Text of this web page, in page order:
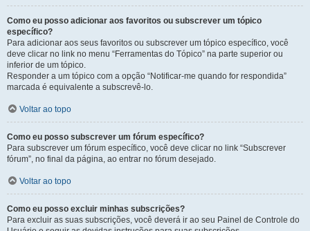
Como eu posso adicionar aos favoritos ou subscrever um tópico
específico?
Para adicionar aos seus favoritos ou subscrever um tópico específico, você
deve clicar no link no menu “Ferramentas do Tópico” na parte superior ou
inferior de um tópico.
Responder a um tópico com a opção “Notificar-me quando for respondida”
marcada é equivalente a subscrevê-lo.
Voltar ao topo
Como eu posso subscrever um fórum específico?
Para subscrever um fórum específico, você deve clicar no link “Subscrever
fórum”, no final da página, ao entrar no fórum desejado.
Voltar ao topo
Como eu posso excluir minhas subscrições?
Para excluir as suas subscrições, você deverá ir ao seu Painel de Controle do